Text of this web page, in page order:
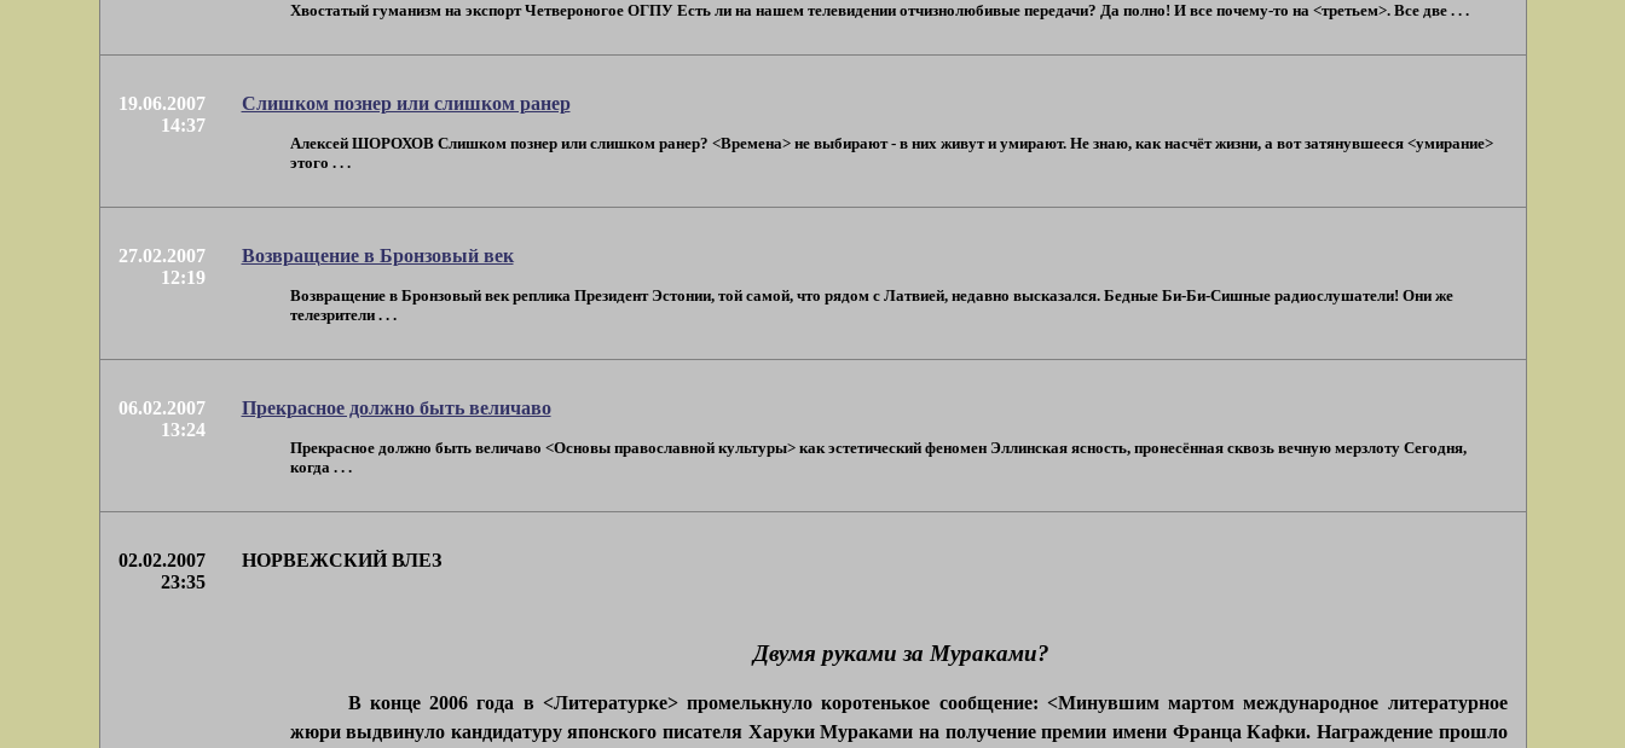
Хвостатый гуманизм на экспорт Четвероногое ОГПУ Есть ли на нашем телевидении отчизнолюбивые передачи? Да полно! И все почему-то на <третьем>. Все две . . .
19.06.2007
14:37
Слишком познер или слишком ранер
Алексей ШОРОХОВ Слишком познер или слишком ранер? <Времена> не выбирают - в них живут и умирают. Не знаю, как насчёт жизни, а вот затянувшееся <умирание>
этого . . .
27.02.2007
12:19
Возвращение в Бронзовый век
Возвращение в Бронзовый век реплика Президент Эстонии, той самой, что рядом с Латвией, недавно высказался. Бедные Би-Би-Сишные радиослушатели! Они же
телезрители . . .
06.02.2007
13:24
Прекрасное должно быть величаво
Прекрасное должно быть величаво <Основы православной культуры> как эстетический феномен Эллинская ясность, пронесённая сквозь вечную мерзлоту Сегодня,
когда . . .
02.02.2007
23:35
НОРВЕЖСКИЙ ВЛЕЗ
Двумя руками за Мураками?
В конце 2006 года в <Литературке> промелькнуло коротенькое сообщение: <Минувшим мартом международное литературное
жюри выдвинуло кандидатуру японского писателя Харуки Мураками на получение премии имени Франца Кафки. Награждение прошло